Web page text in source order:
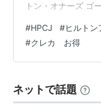
トン・オナーズ ゴ
トの金額を確認 ヒ
HPCJ会員価格
VTRIP ヒルトン大
クスによる「ゴー
#HPCJ #ヒルトン
#クレカ お得
ネットで話題